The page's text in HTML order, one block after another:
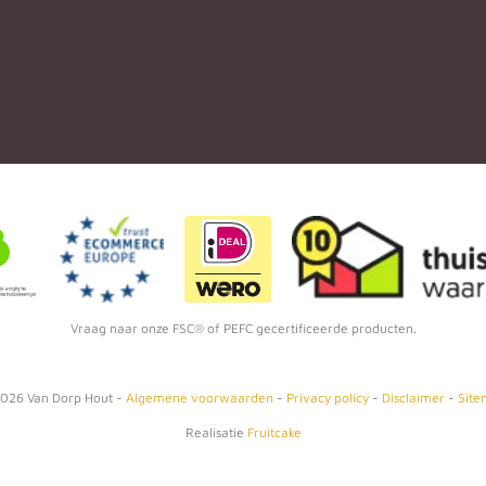
Vraag naar onze FSC® of PEFC gecertificeerde producten.
Van Dorp Hout - Algemene voorwaarden - Privacy policy - Disclaimer -
Realisatie Fruitcake